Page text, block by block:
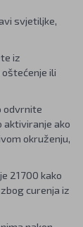
svjetiljke,
iz
ili
odvrnite
aktiviranje ako
okruženju,
21700 kako
curenja iz